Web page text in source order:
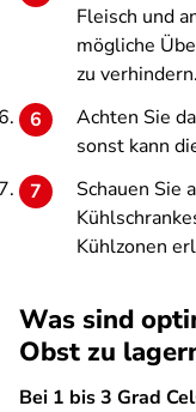
Fleisch und
mögliche
zu verhindern.
Achten Sie
sonst kann
Schauen Sie
Kühlzonen
Was sind
Obst zu
Bei 1 bis 3 Grad